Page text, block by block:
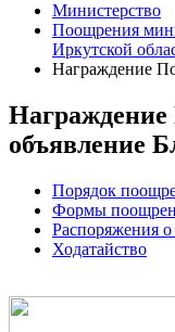
Министерство
Поощрения
Иркутской
Награждение
Награждение
объявление
Порядок
Формы
Распоряжения
Ходатайство